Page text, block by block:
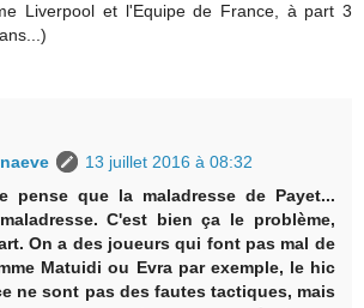
Liverpool et l'Equipe de France, à part 3
13 juillet 2016 à 08:32
pense que la maladresse de Payet...
C'est bien ça le problème,
On a des joueurs qui font pas mal de
Matuidi ou Evra par exemple, le hic
ne sont pas des fautes tactiques, mais